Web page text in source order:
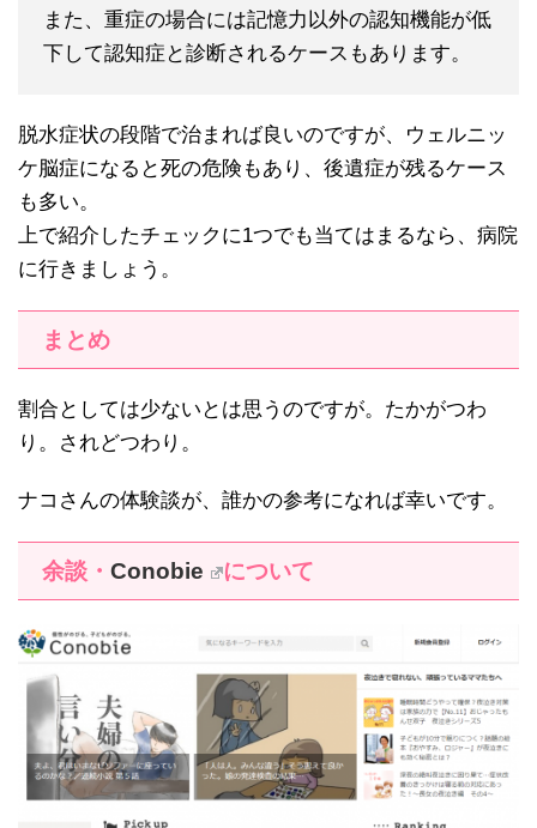
また、重症の場合には記憶力以外の認知機能が低
下して認知症と診断されるケースもあります。
脱水症状の段階で治まれば良いのですが、ウェルニッ
ケ脳症になると死の危険もあり、後遺症が残るケース
も多い。
上で紹介したチェックに1つでも当てはまるなら、病院
に行きましょう。
まとめ
割合としては少ないとは思うのですが。たかがつわ
り。されどつわり。
ナコさんの体験談が、誰かの参考になれば幸いです。
余談・ Conobie について